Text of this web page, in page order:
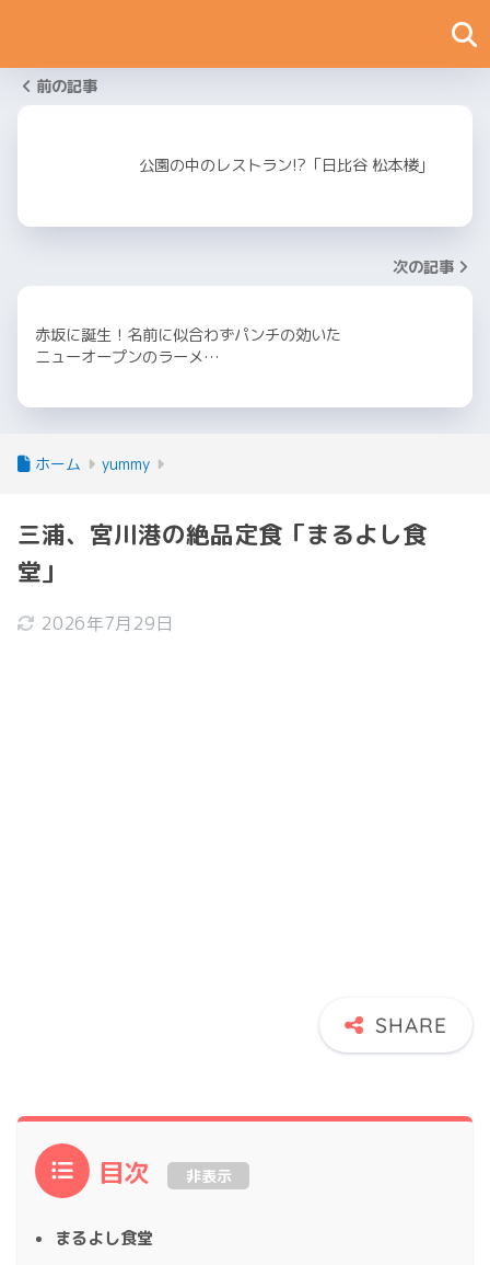
前の記事
公園の中のレストラン!?「日比谷 松本楼」
次の記事
赤坂に誕生！名前に似合わずパンチの効いた
ニューオープンのラーメ…
ホーム yummy
三浦、宮川港の絶品定食「まるよし食
堂」
2026年7月29日
目次 非表示
まるよし食堂